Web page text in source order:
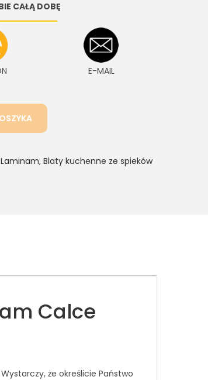
CAŁĄ DOBĘ
E-MAIL
, Blaty kuchenne ze spieków
Calce
że określicie Państwo